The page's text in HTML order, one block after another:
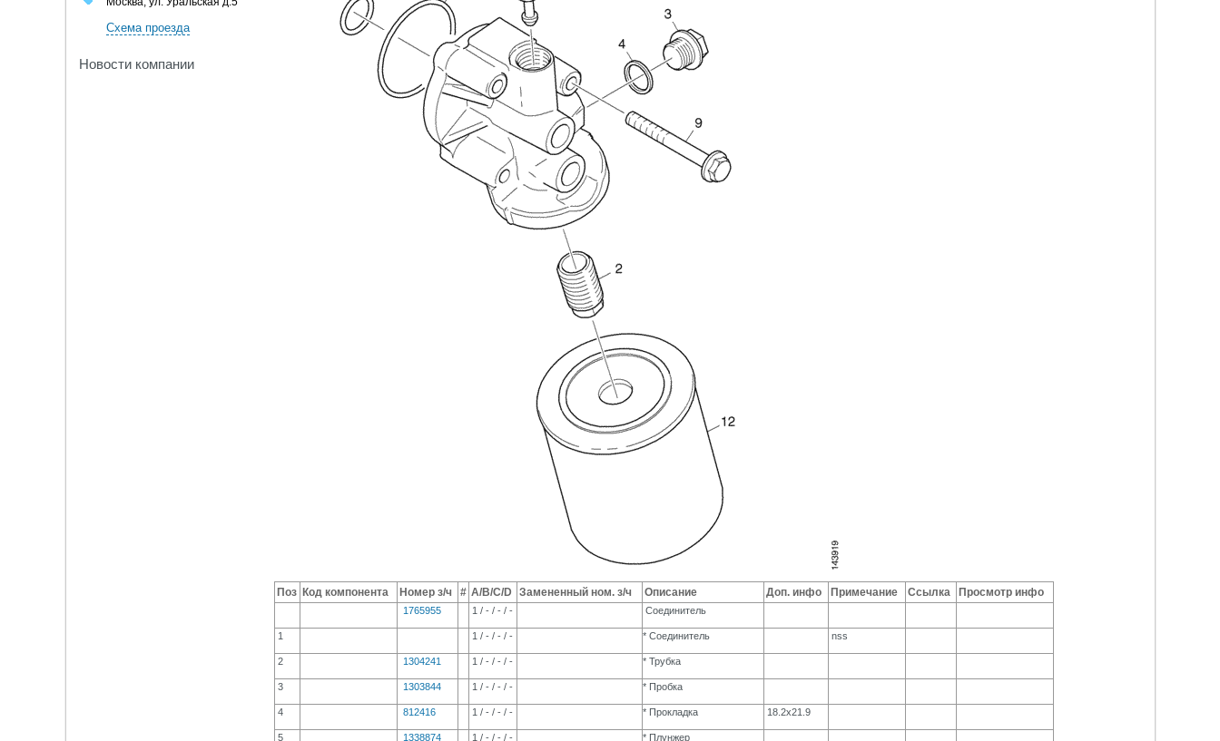
Схема проезда
Новости компании
Поз Код компонента Номер з/ч # A/B/C/D Замененный ном. з/ч Описание Доп. инфо Примечание Ссылка Просмотр инфо
1765955 1 / - / - / - Соединитель
1 1 / - / - / - * Соединитель nss
2 1304241 1 / - / - / - * Трубка
3 1303844 1 / - / - / - * Пробка
4 812416 1 / - / - / - * Прокладка 18.2x21.9
5 1338874 1 / - / - / - * Плунжер